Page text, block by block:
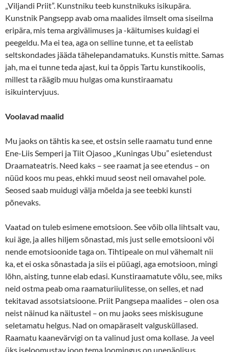
„Viljandi Priit”. Kunstniku teeb kunstnikuks isikupära.
Kunstnik Pangsepp avab oma maalides ilmselt oma siseilma
eripära, mis tema argivälimuses ja -käitumises kuidagi ei
peegeldu. Ma ei tea, aga on selline tunne, et ta eelistab
seltskondades jääda tähelepandamatuks. Kunstis mitte. Samas
jah, ma ei tunne teda ajast, kui ta õppis Tartu kunstikoolis,
millest ta räägib muu hulgas oma kunstiraamatu
isikuintervjuus.
Voolavad maalid
Mu jaoks on tähtis ka see, et ostsin selle raamatu tund enne
Ene-Liis Semperi ja Tiit Ojasoo „Kuningas Ubu” esietendust
Draamateatris. Need kaks – see raamat ja see etendus – on
nüüd koos mu peas, ehkki muud seost neil omavahel pole.
Seosed saab muidugi välja mõelda ja see teebki kunsti
põnevaks.
Vaatad on tuleb esimene emotsioon. See võib olla lihtsalt vau,
kui äge, ja alles hiljem sõnastad, mis just selle emotsiooni või
nende emotsioonide taga on. Tihtipeale on mul vähemalt nii
ka, et ei oska sõnastada ja siis ei püüagi, aga emotsioon, mingi
lõhn, aisting, tunne elab edasi. Kunstiraamatute võlu, see, miks
neid ostma peab oma raamaturiiulitesse, on selles, et nad
tekitavad assotsiatsioone. Priit Pangsepa maalides – olen osa
neist näinud ka näitustel – on mu jaoks sees miskisugune
seletamatu helgus. Nad on omapäraselt valgusküllased.
Raamatu kaanevärvigi on ta valinud just oma kollase. Ja veel
üks iseloomustav joon tema loomingus on unenäolisus.